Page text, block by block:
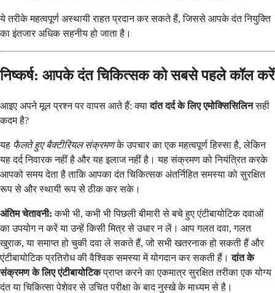
ये तरीके महत्वपूर्ण अस्थायी राहत प्रदान कर सकते हैं, जिससे आपके दंत नियुक्ति
का इंतजार अधिक सहनीय हो जाता है।
निष्कर्ष: आपके दंत चिकित्सक को सबसे पहले कॉल करें
आइए अपने मूल प्रश्न पर वापस आते हैं: क्यादांत दर्द के लिए एमोक्सिसिलिनसही
कदम है?
यह फैलते हुए बैक्टीरियल संक्रमणके उपचार का एक महत्वपूर्ण हिस्सा है, लेकिन
यह दर्द निवारक नहीं है और यह इलाज नहीं है। यह संक्रमण को नियंत्रित करके
आपको समय देता है ताकि आपका दंत चिकित्सक अंतर्निहित समस्या को सुरक्षित
रूप से और स्थायी रूप से ठीक कर सके।
अंतिम चेतावनी: कभी भी, कभी भी पिछली बीमारी से बचे हुए एंटीबायोटिक दवाओं
का उपयोग न करें या उन्हें किसी मित्र से उधार न लें। आप गलत दवा, गलत
खुराक, या समाप्त हो चुकी दवा ले सकते हैं, जो सभी खतरनाक हो सकती हैं और
एंटीबायोटिक प्रतिरोध की वैश्विक समस्या में योगदान कर सकती हैं।दांत के
संक्रमण के लिए एंटीबायोटिकप्राप्त करने का एकमात्र सुरक्षित तरीका एक योग्य
दंत या चिकित्सा पेशेवर से उचित परीक्षा के बाद नुस्खे के माध्यम से है।